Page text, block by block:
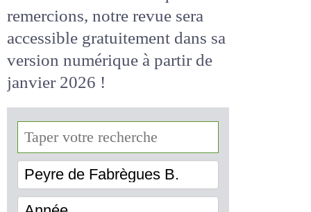
fondateurs de l'AFPF que nous
remercions, notre revue sera
accessiblegratuitementdans sa
version numérique